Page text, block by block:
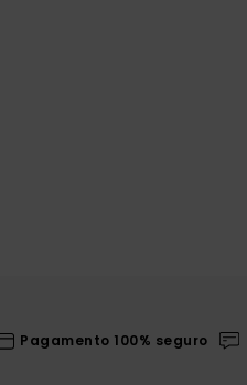
Pagamento 100% seguro